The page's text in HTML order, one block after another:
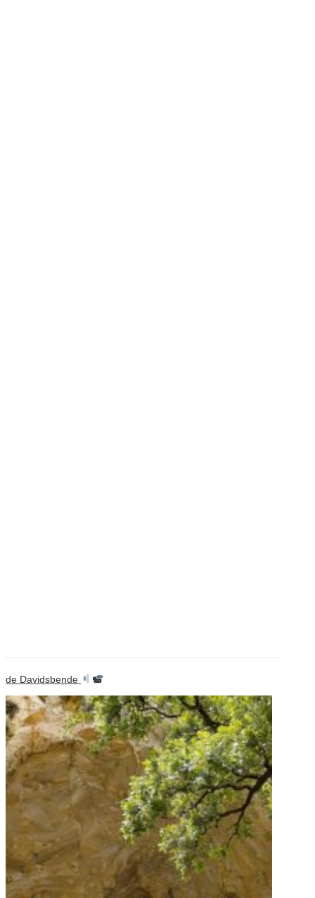
de Davidsbende